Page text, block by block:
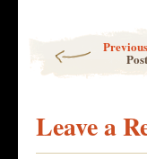
Previous
Post
Leave a